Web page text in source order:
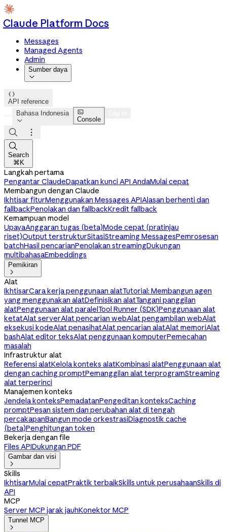
Claude Platform Docs
Messages
Managed Agents
Admin
Sumber daya


API reference
Bahasa Indonesia


Console



Search
⌘K
Langkah pertama
Pengantar ClaudeDapatkan kunci API AndaMulai cepat
Membangun dengan Claude
Ikhtisar fiturMenggunakan Messages APIAlasan berhenti dan
fallbackPenolakan dan fallbackKredit fallback
Kemampuan model
UpayaAnggaran tugas (beta)Mode cepat (pratinjau
riset)Output terstrukturSitasiStreaming MessagesPemrosesan
batchHasil pencarianPenolakan streamingDukungan
multibahasaEmbeddings
Pemikiran

Alat
IkhtisarCara kerja penggunaan alatTutorial: Membangun agen
yang menggunakan alatDefinisikan alatTangani panggilan
alatPenggunaan alat paralelTool Runner (SDK)Penggunaan alat
ketatAlat serverAlat pencarian webAlat pengambilan webAlat
eksekusi kodeAlat penasihatAlat pencarian alatAlat memoriAlat
bashAlat editor teksAlat penggunaan komputerPemecahan
masalah
Infrastruktur alat
Referensi alatKelola konteks alatKombinasi alatPenggunaan alat
dengan caching promptPemanggilan alat terprogramStreaming
alat terperinci
Manajemen konteks
Jendela konteksPemadatanPengeditan konteksCaching
promptPesan sistem dan perubahan alat di tengah
percakapanBangun mode orkestrasiDiagnostik cache
(beta)Penghitungan token
Bekerja dengan file
Files APIDukungan PDF
Gambar dan visi

Skills
IkhtisarMulai cepatPraktik terbaikSkills untuk perusahaanSkills di
API
MCP
Server MCP jarak jauhKonektor MCP
Tunnel MCP
